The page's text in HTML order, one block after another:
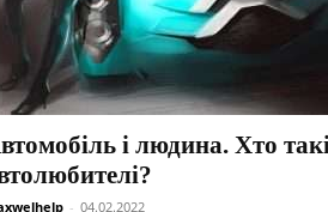
і людина. Хто
- 04.02.2022